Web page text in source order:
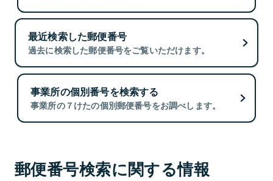
最近検索した郵便番号
過去に検索した郵便番号をご覧いただけます。
事業所の個別番号を検索する
事業所の７けたの個別郵便番号をお調べします。
郵便番号検索に関する情報